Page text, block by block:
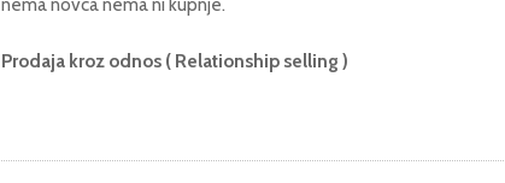
Prodaja kroz odnos ( Relationship selling )